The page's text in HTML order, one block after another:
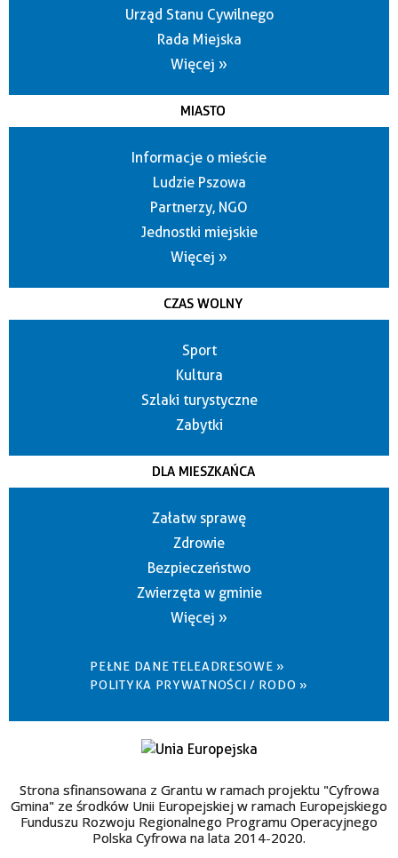
Urząd Stanu Cywilnego
Rada Miejska
Więcej »
MIASTO
Informacje o mieście
Ludzie Pszowa
Partnerzy, NGO
Jednostki miejskie
Więcej »
CZAS WOLNY
Sport
Kultura
Szlaki turystyczne
Zabytki
DLA MIESZKAŃCA
Załatw sprawę
Zdrowie
Bezpieczeństwo
Zwierzęta w gminie
Więcej »
PEŁNE DANE TELEADRESOWE »
POLITYKA PRYWATNOŚCI / RODO »
Strona sfinansowana z Grantu w ramach projektu "Cyfrowa
Gmina" ze środków Unii Europejskiej w ramach Europejskiego
Funduszu Rozwoju Regionalnego Programu Operacyjnego
Polska Cyfrowa na lata 2014-2020.